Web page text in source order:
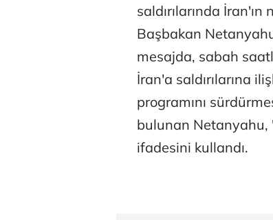
saldırılarında
Başbakan
mesajda, sabah
İran'a saldırılarına
programını
bulunan Netanyahu,
ifadesini kullandı.